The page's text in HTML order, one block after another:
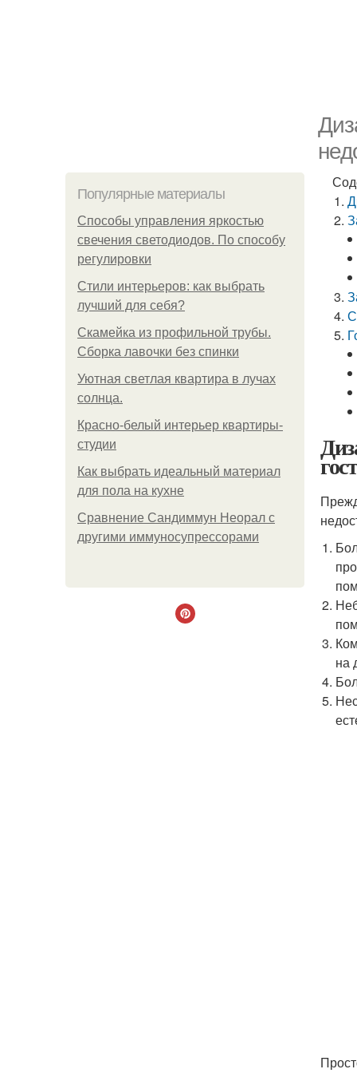
Популярные материалы
Способы управления яркостью
свечения светодиодов. По способу
регулировки
Стили интерьеров: как выбрать
лучший для себя?
Скамейка из профильной трубы.
Сборка лавочки без спинки
Уютная светлая квартира в лучах
солнца.
Красно-белый интерьер квартиры-
студии
Как выбрать идеальный материал
для пола на кухне
Сравнение Сандиммун Неорал с
другими иммуносупрессорами
на